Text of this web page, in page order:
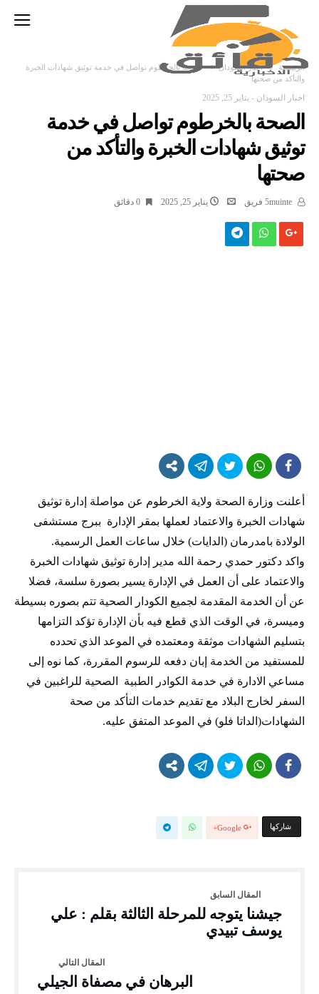
‫الرئيسية‬ اخبار السودان
الصحة بالخرطوم تواصل في خدمة توثيق شهادات الخبرة
والتأكد من صحتها
اخبار السودان - يناير 25, 2025
الصحة بالخرطوم تواصل في خدمة
توثيق شهادات الخبرة والتأكد من
صحتها
يناير 25, 2025 0 ‫دقائق‬
أعلنت وزارة الصحة ولاية الخرطوم عن مواصلة إدارة توثيق
شهادات الخبرة والاعتماد لعملها بمقر الإدارة ببرج مستشفى
الولادة بامدرمان (الدايات) خلال ساعات العمل الرسمية.
واكد دكتور حمدي رحمة الله مدير إدارة توثيق شهادات الخبرة
والاعتماد على أن العمل في الإدارة يسير بصورة سلسة، فضلا
عن أن الخدمة المقدمة لجميع الكودار الصحية تتم بصوره بسيطة
وميسرة، في الوقت الذي قطع فيه بأن الإدارة تؤكد التزامها
بتسليم الشهادات موثقة ومعتمده في الموعد الذي تحدده
للمستفيد من الخدمة إبان دفعه للرسوم المقررة، كما نوه إلى
مساعي الادارة في خدمة الكوادر الطبية الصحية للراغبين في
السفر لخارج البلاد مع تقديم خدمات التأكد من صحة
الشهادات(الداتا فلو) في الموعد المتفق عليه.
‫‫ شاركها‬ Google+
جيشنا يتوجه للمرحلة الثالثة بقلم : علي
يوسف تبيدي
البرهان في مصفاة الجيلي